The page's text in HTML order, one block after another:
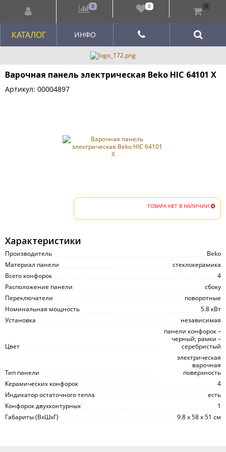
КАТАЛОГ ИНФО
Варочная панель электрическая Beko HIC 64101 X
Артикул: 00004897
ТОВАРА НЕТ В НАЛИЧИИ
Характеристики
Производитель
Beko
Материал панели
стеклокерамика
Всего конфорок
4
Расположение панели
сбоку
Переключатели
поворотные
Номинальная мощность
5.8 кВт
Установка
независимая
Цвет
панели конфорок –
черный; рамки –
серебристый
Тип панели
электрическая
варочная
поверхность
Керамических конфорок
4
Индикатор остаточного тепла
есть
Конфорок двухконтурных
1
Габариты (ВхШхГ)
9.8 x 58 x 51 см
0 0 0